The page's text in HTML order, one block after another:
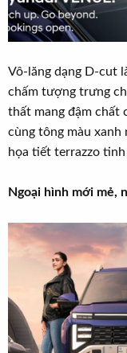
Vô-lăng dạng D-cut
chấm tượng trưng
thất mang đậm chất
cùng tông màu xanh
họa tiết terrazzo
Ngoại hình mới mẻ,